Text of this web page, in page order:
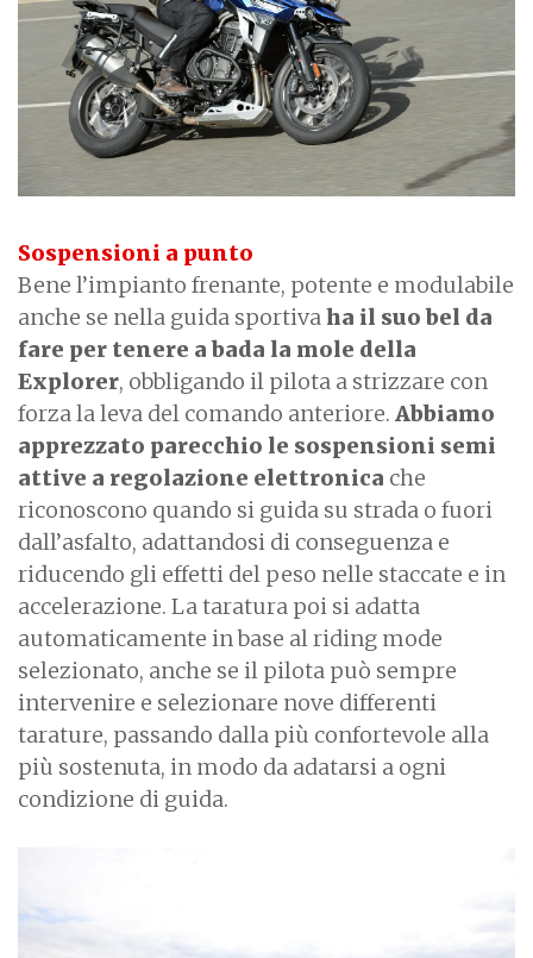
Sospensioni a punto
Bene l’impianto frenante, potente e modulabile
anche se nella guida sportivaha il suo bel da
fare per tenere a bada la mole della
Explorer, obbligando il pilota a strizzare con
forza la leva del comando anteriore. Abbiamo
apprezzato parecchio le sospensioni semi
attive a regolazione elettronica che
riconoscono quando si guida su strada o fuori
dall’asfalto, adattandosi di conseguenza e
riducendo gli effetti del peso nelle staccate e in
accelerazione. La taratura poi si adatta
automaticamente in base al riding mode
selezionato, anche se il pilota può sempre
intervenire e selezionare nove differenti
tarature, passando dalla più confortevole alla
più sostenuta, in modo da adatarsi a ogni
condizione di guida.